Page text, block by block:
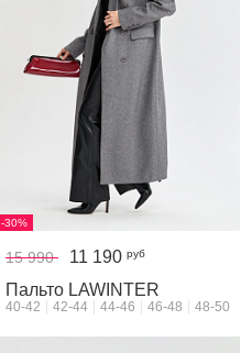
-30%
15 990 11 190 руб
Пальто LAWINTER
40-42 42-44 44-46 46-48 48-50